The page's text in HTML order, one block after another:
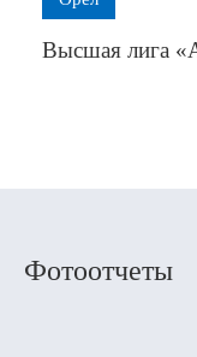
Высшая лига
Фотоотчеты